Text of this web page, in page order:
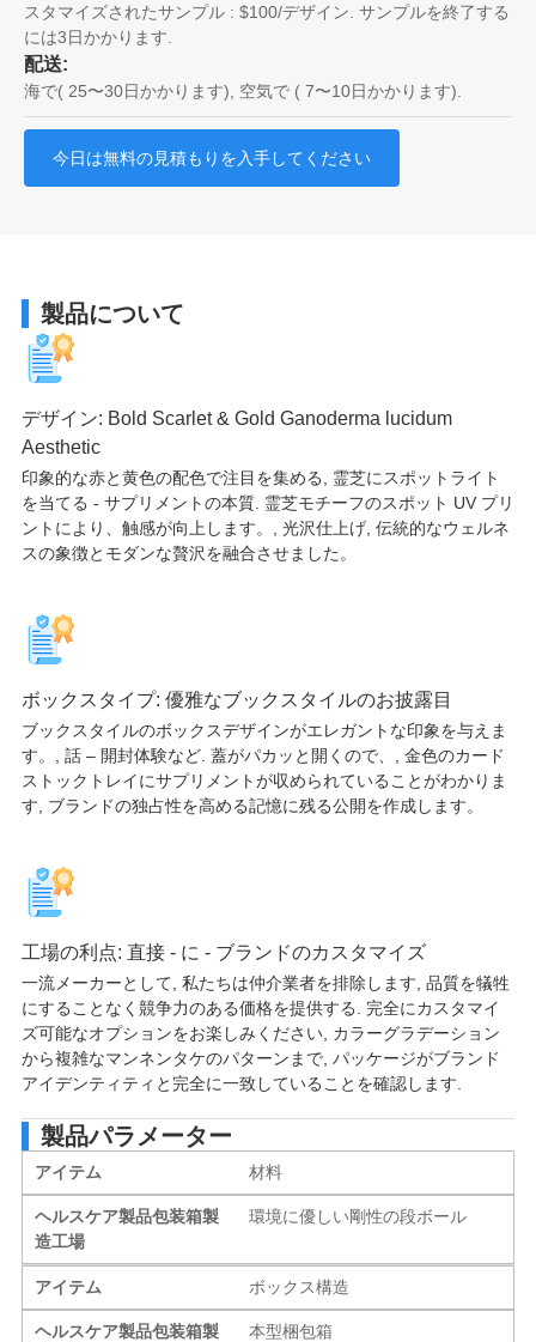
スタマイズされたサンプル : $100/デザイン. サンプルを終了する
には3日かかります.
配送:
海で( 25〜30日かかります), 空気で ( 7〜10日かかります).
今日は無料の見積もりを入手してください
製品について
デザイン: Bold Scarlet & Gold Ganoderma lucidum
Aesthetic​
印象的な赤と黄色の配色で注目を集める, 霊芝にスポットライト
を当てる - サプリメントの本質. 霊芝モチーフのスポット UV プリ
ントにより、触感が向上します。, 光沢仕上げ, 伝統的なウェルネ
スの象徴とモダンな贅沢を融合させました。
ボックスタイプ: 優雅なブックスタイルのお披露目
ブックスタイルのボックスデザインがエレガントな印象を与えま
す。, 話 – 開封体験など. 蓋がパカッと開くので、, 金色のカード
ストックトレイにサプリメントが収められていることがわかりま
す, ブランドの独占性を高める記憶に残る公開を作成します。
工場の利点: 直接 - に - ブランドのカスタマイズ
一流メーカーとして, 私たちは仲介業者を排除します, 品質を犠牲
にすることなく競争力のある価格を提供する. 完全にカスタマイ
ズ可能なオプションをお楽しみください, カラーグラデーション
から複雑なマンネンタケのパターンまで, パッケージがブランド
アイデンティティと完全に一致していることを確認します.
製品パラメーター
アイテム 材料
ヘルスケア製品包装箱製
造工場
環境に優しい剛性の段ボール
アイテム ボックス構造
ヘルスケア製品包装箱製
本型梱包箱